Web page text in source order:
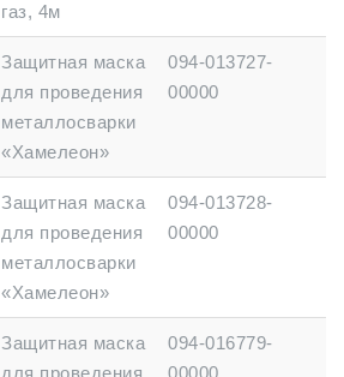
газ, 4м
Защитная маска
для проведения
металлосварки
«Хамелеон»
094-013727-
00000
Защитная маска
для проведения
металлосварки
«Хамелеон»
094-013728-
00000
Защитная маска
094-016779-